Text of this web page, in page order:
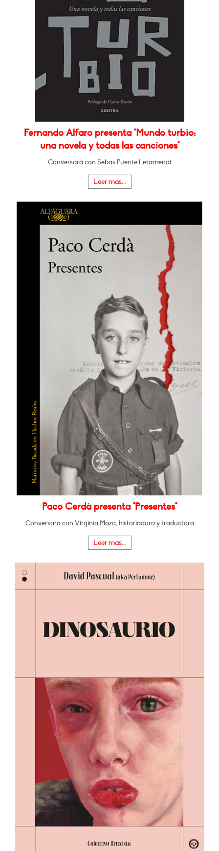
Fernando Alfaro presenta "Mundo turbio:
una novela y todas las canciones"
Conversará con Sebas Puente Letamendi
Leer más...
Paco Cerdà presenta "Presentes"
Conversará con Virginia Maza, historiadora y traductora
Leer más...